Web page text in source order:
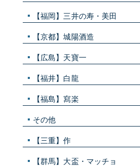
【福岡】三井の寿・美田
【京都】城陽酒造
【広島】天寶一
【福井】白龍
【福島】寫楽
その他
【三重】作
【群馬】大盃・マッチョ